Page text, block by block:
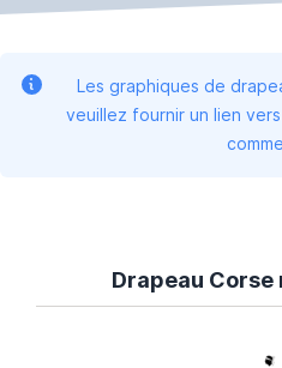
Les graphiques de
veuillez fournir un lien
Drapeau